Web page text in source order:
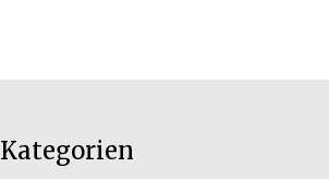
Kategorien